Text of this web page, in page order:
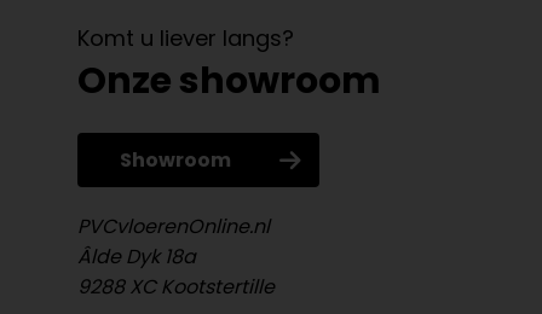
Komt u liever langs?
Onze showroom
Showroom
PVCvloerenOnline.nl
Âlde Dyk 18a
9288 XC Kootstertille